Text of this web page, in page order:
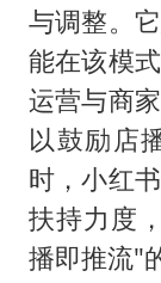
与调整。
能在该模
运营与商
以鼓励店
时，小红
扶持力度
播即推流"